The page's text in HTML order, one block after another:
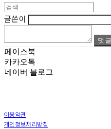
글쓴이
댓
페이스북
카카오톡
네이버 블로그
이용약관
개인정보처리방침